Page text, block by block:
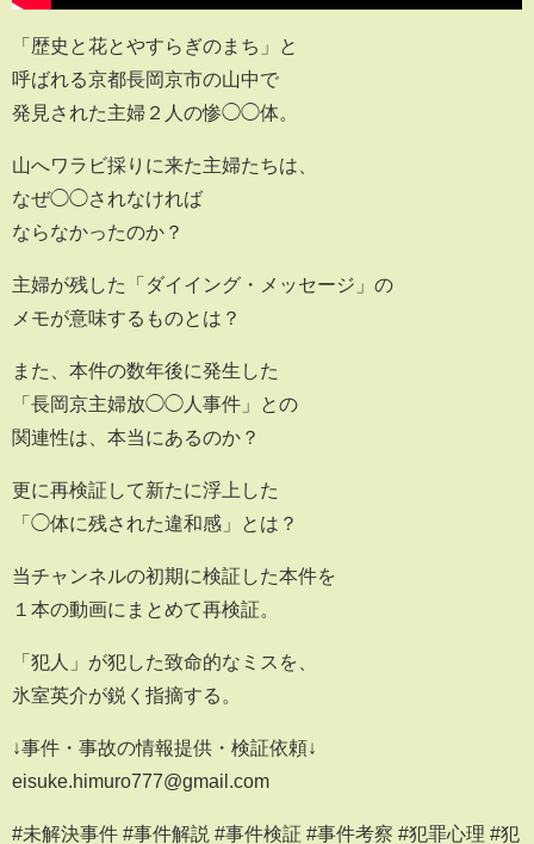
「歴史と花とやすらぎのまち」と
呼ばれる京都長岡京市の山中で
発見された主婦２人の惨◯◯体。
山へワラビ採りに来た主婦たちは、
なぜ◯◯されなければ
ならなかったのか？
主婦が残した「ダイイング・メッセージ」の
メモが意味するものとは？
また、本件の数年後に発生した
「長岡京主婦放◯◯人事件」との
関連性は、本当にあるのか？
更に再検証して新たに浮上した
「◯体に残された違和感」とは？
当チャンネルの初期に検証した本件を
１本の動画にまとめて再検証。
「犯人」が犯した致命的なミスを、
氷室英介が鋭く指摘する。
↓事件・事故の情報提供・検証依頼↓
eisuke.himuro777@gmail.com
#未解決事件 #事件解説 #事件検証 #事件考察 #犯罪心理 #犯